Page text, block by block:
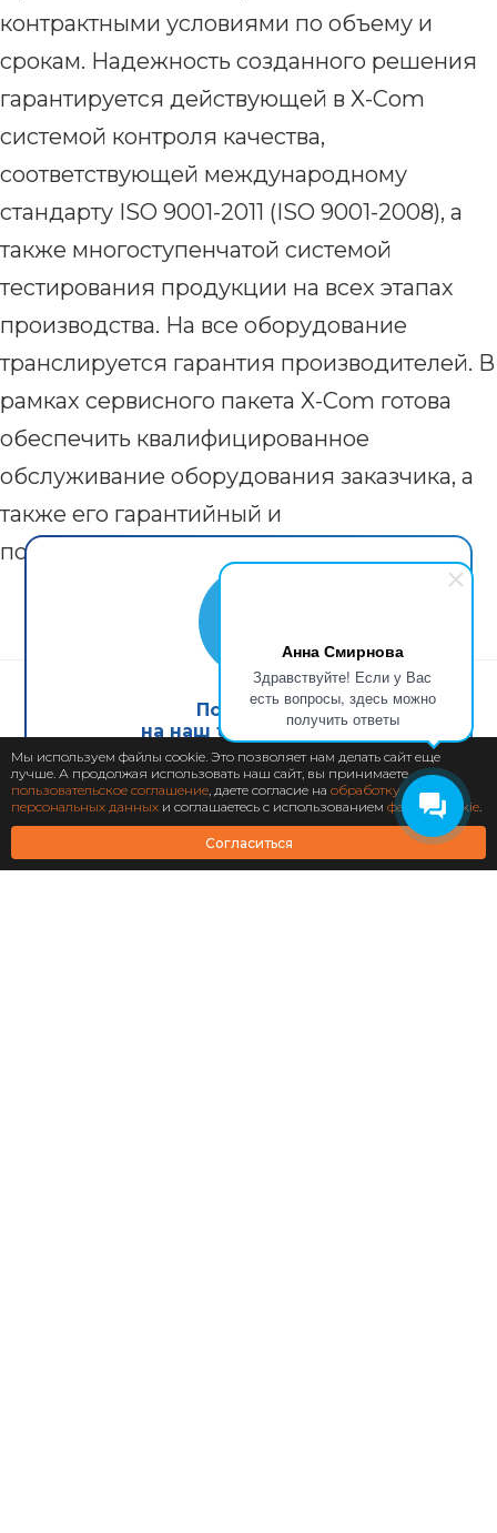
Анна Смирнова
Здравствуйте! Если у Вас
есть вопросы, здесь можно
получить ответы
контрактными условиями по объему и
срокам. Надежность созданного решения
гарантируется действующей в X-Com
системой контроля качества,
соответствующей международному
стандарту ISO 9001-2011 (ISO 9001-2008), а
также многоступенчатой системой
тестирования продукции на всех этапах
производства. На все оборудование
транслируется гарантия производителей. В
рамках сервисного пакета X-Com готова
обеспечить квалифицированное
обслуживание оборудования заказчика, а
также его гарантийный и
послегарантийный ремонт.
Хочу так же!
О Компании
Подпишись
на наш telegram канал
Подписаться
Мы используем файлы cookie. Это позволяет нам делать сайт еще
лучше. А продолжая использовать наш сайт, вы принимаете
пользовательское соглашение, даете согласие на обработку
персональных данных и соглашаетесь с использованием файлов cookie.
Согласиться